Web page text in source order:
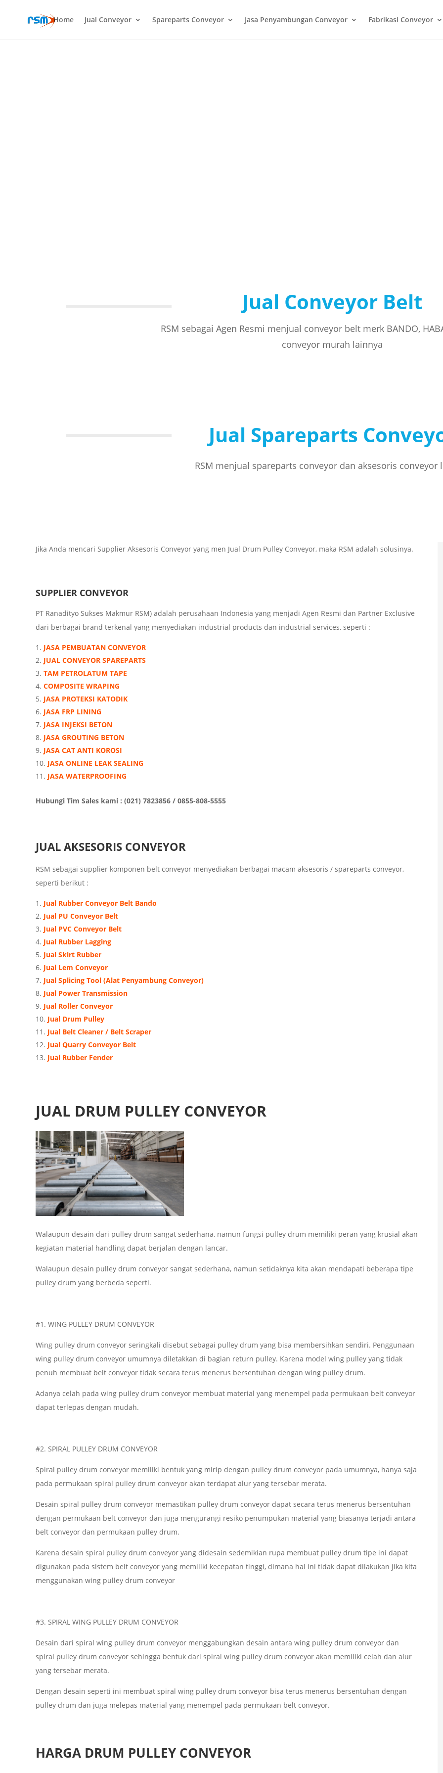
Home Jual Conveyor Spareparts Conveyor Jasa Penyambungan Conveyor Fabrikasi Conveyor
Jual Conveyor Belt
RSM sebagai Agen Resmi menjual conveyor belt merk BANDO,
conveyor murah lainnya
Jual Spareparts
RSM menjual spareparts conveyor dan aksesoris conveyor
Jika Anda mencari Supplier Aksesoris Conveyor yang men Jual Drum Pulley Conveyor, maka RSM adalah solusinya.
SUPPLIER CONVEYOR
PT Ranadityo Sukses Makmur RSM) adalah perusahaan Indonesia yang menjadi Agen Resmi dan Partner Exclusive
dari berbagai brand terkenal yang menyediakan industrial products dan industrial services, seperti :
JASA PEMBUATAN CONVEYOR
JUAL CONVEYOR SPAREPARTS
TAM PETROLATUM TAPE
COMPOSITE WRAPING
JASA PROTEKSI KATODIK
JASA FRP LINING
JASA INJEKSI BETON
JASA GROUTING BETON
JASA CAT ANTI KOROSI
JASA ONLINE LEAK SEALING
JASA WATERPROOFING
Hubungi Tim Sales kami : (021) 7823856 / 0855-808-5555
JUAL AKSESORIS CONVEYOR
RSM sebagai supplier komponen belt conveyor menyediakan berbagai macam aksesoris / spareparts conveyor,
seperti berikut :
Jual Rubber Conveyor Belt Bando
Jual PU Conveyor Belt
Jual PVC Conveyor Belt
Jual Rubber Lagging
Jual Skirt Rubber
Jual Lem Conveyor
Jual Splicing Tool (Alat Penyambung Conveyor)
Jual Power Transmission
Jual Roller Conveyor
Jual Drum Pulley
Jual Belt Cleaner / Belt Scraper
Jual Quarry Conveyor Belt
Jual Rubber Fender
JUAL DRUM PULLEY CONVEYOR
Walaupun desain dari pulley drum sangat sederhana, namun fungsi pulley drum memiliki peran yang krusial akan
kegiatan material handling dapat berjalan dengan lancar.
Walaupun desain pulley drum conveyor sangat sederhana, namun setidaknya kita akan mendapati beberapa tipe
pulley drum yang berbeda seperti.
#1. WING PULLEY DRUM CONVEYOR
Wing pulley drum conveyor seringkali disebut sebagai pulley drum yang bisa membersihkan sendiri. Penggunaan
wing pulley drum conveyor umumnya diletakkan di bagian return pulley. Karena model wing pulley yang tidak
penuh membuat belt conveyor tidak secara terus menerus bersentuhan dengan wing pulley drum.
Adanya celah pada wing pulley drum conveyor membuat material yang menempel pada permukaan belt conveyor
dapat terlepas dengan mudah.
#2. SPIRAL PULLEY DRUM CONVEYOR
Spiral pulley drum conveyor memiliki bentuk yang mirip dengan pulley drum conveyor pada umumnya, hanya saja
pada permukaan spiral pulley drum conveyor akan terdapat alur yang tersebar merata.
Desain spiral pulley drum conveyor memastikan pulley drum conveyor dapat secara terus menerus bersentuhan
dengan permukaan belt conveyor dan juga mengurangi resiko penumpukan material yang biasanya terjadi antara
belt conveyor dan permukaan pulley drum.
Karena desain spiral pulley drum conveyor yang didesain sedemikian rupa membuat pulley drum tipe ini dapat
digunakan pada sistem belt conveyor yang memiliki kecepatan tinggi, dimana hal ini tidak dapat dilakukan jika kita
menggunakan wing pulley drum conveyor
#3. SPIRAL WING PULLEY DRUM CONVEYOR
Desain dari spiral wing pulley drum conveyor menggabungkan desain antara wing pulley drum conveyor dan
spiral pulley drum conveyor sehingga bentuk dari spiral wing pulley drum conveyor akan memiliki celah dan alur
yang tersebar merata.
Dengan desain seperti ini membuat spiral wing pulley drum conveyor bisa terus menerus bersentuhan dengan
pulley drum dan juga melepas material yang menempel pada permukaan belt conveyor.
HARGA DRUM PULLEY CONVEYOR